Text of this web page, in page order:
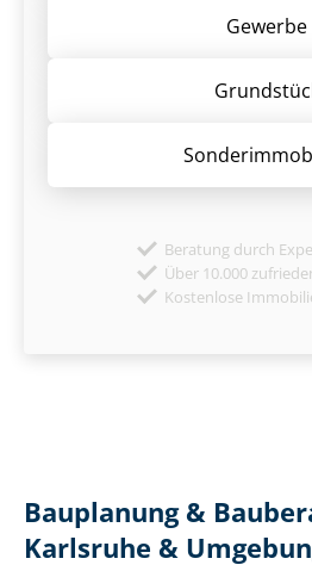
Gewerbe
Beratung durch
Über 10.000
Kostenlose
Bauplanung &
Karlsruhe &